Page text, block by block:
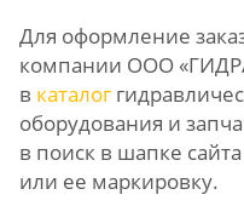
Для оформление
компании ООО
в каталог
оборудования и
в поиск в шапке
или ее маркировку.